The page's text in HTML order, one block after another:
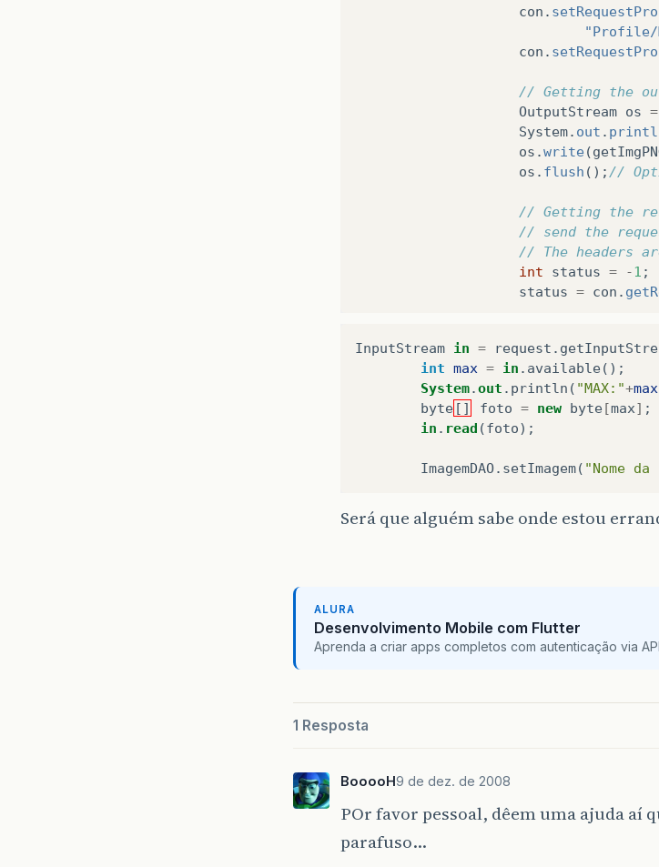
con .
"Profile/
con .
// Getting the
OutputStream os =
System. out .
os .write(
os . flush (); //
// Getting the
// send the
// The headers
int
status = -1 ;
status = con .
return;
}
}
catch (IOException
ex .printStackTrace
}
});
}
InputStream in = request .
int max = in . available();
System.out . println ( "MAX:"+max
byte [] foto = new byte[max] ;
in . read (foto);
ImagemDAO. setImagem( "Nome
Será que alguém sabe onde estou
ALURA
Desenvolvimento Mobile com Flutter
Aprenda a criar apps completos com autenticação via
1 Resposta
BooooH9 de dez. de 2008
POr favor pessoal, dêem uma ajuda aí
parafuso…